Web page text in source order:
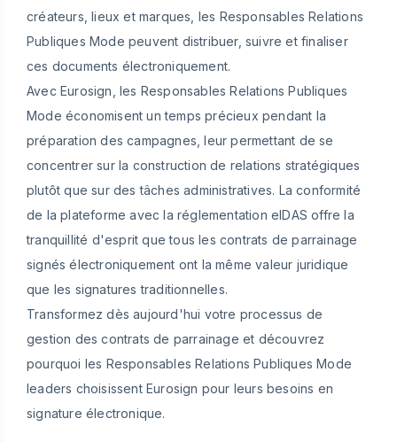
créateurs, lieux et marques, les Responsables Relations
Publiques Mode peuvent distribuer, suivre et finaliser
ces documents électroniquement.
Avec Eurosign, les Responsables Relations Publiques
Mode économisent un temps précieux pendant la
préparation des campagnes, leur permettant de se
concentrer sur la construction de relations stratégiques
plutôt que sur des tâches administratives. La conformité
de la plateforme avec la réglementation eIDAS offre la
tranquillité d'esprit que tous les contrats de parrainage
signés électroniquement ont la même valeur juridique
que les signatures traditionnelles.
Transformez dès aujourd'hui votre processus de
gestion des contrats de parrainage et découvrez
pourquoi les Responsables Relations Publiques Mode
leaders choisissent Eurosign pour leurs besoins en
signature électronique.